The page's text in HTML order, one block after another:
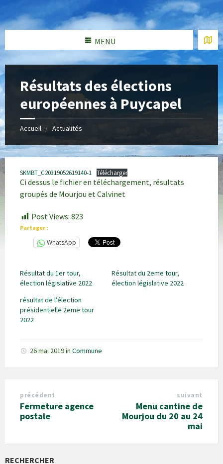
MENU
Résultats des élections
européennes à Puycapel
Accueil Actualités
SKMBT_C20319052619140-1 Télécharger
Ci dessus le fichier en téléchargement, résultats
groupés de Mourjou et Calvinet
Post Views: 823
Partager :
WhatsApp
Résultat du 1er tour,
élection législative 2022
Résultat du 2eme tour,
élection législative 2022
résultat de l’élection
présidentielle 2eme tour
2022
26 mai 2019in Commune
précédent
Fermeture agence
postale
suivant
Menu cantine de
Mourjou du 20 au 24
mai
RECHERCHER